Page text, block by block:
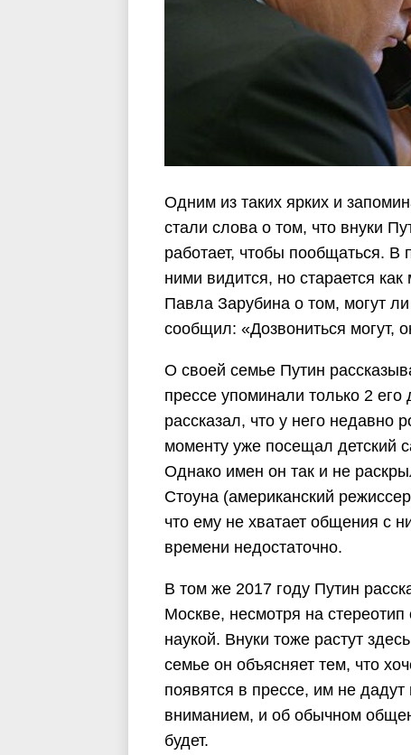
Одним из таких ярких и
стали слова о том, что внуки
работает, чтобы пообщаться. В
ними видится, но старается
Павла Зарубина о том, могут
сообщил: «Дозвониться могут,
О своей семье Путин
прессе упоминали только 2
рассказал, что у него недавно
моменту уже посещал детский
Однако имен он так и не
Стоуна (американский
что ему не хватает общения с
времени недостаточно.
В том же 2017 году Путин
Москве, несмотря на стереотип
наукой. Внуки тоже растут
семье он объясняет тем, что
появятся в прессе, им не
вниманием, и об обычном
будет.